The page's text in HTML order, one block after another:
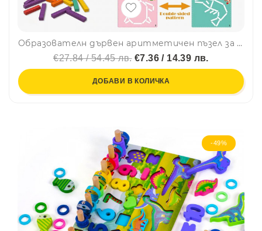
Образователн дървен аритметичен пъзел за логическо мислене и развиване на въображение YF04, BF23
€27.84 / 54.45 лв.€7.36 / 14.39 лв.
ДОБАВИ В КОЛИЧКА
-49%